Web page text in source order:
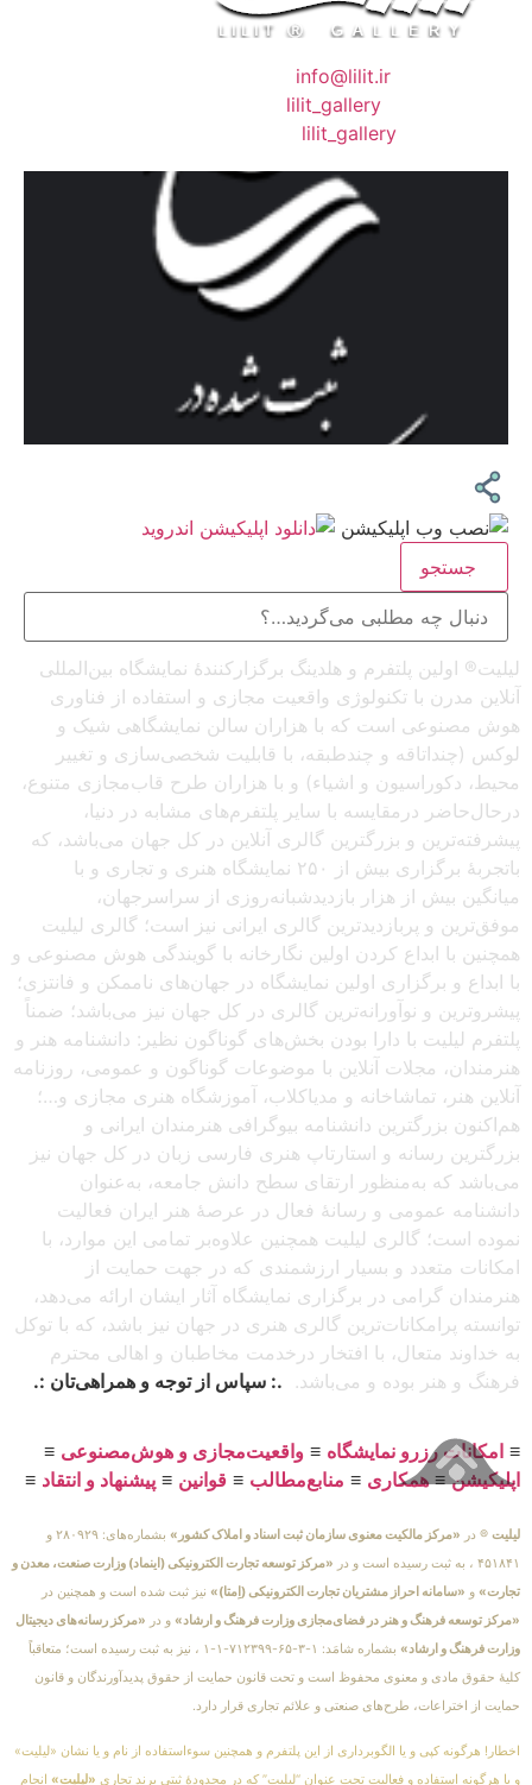
info@lilit.ir
lilit_gallery
lilit_gallery
جستجو
لیلیت® اولین پلتفرم و هلدینگ برگزارکنندهٔ نمایشگاه بین‌المللی
آنلاین مدرن با تکنولوژی واقعیت مجازی و استفاده از فناوری
هوش مصنوعی است که با هزاران سالن نمایشگاهی شیک و
لوکس (چنداتاقه و چندطبقه، با قابلیت شخصی‌سازی و تغییر
محیط، دکوراسیون و اشیاء) و با هزاران طرح قاب‌مجازی متنوع،
درحال‌حاضر درمقایسه با سایر پلتفرم‌های مشابه در دنیا،
پیشرفته‌ترین و بزرگترین گالری آنلاین در کل جهان می‌باشد، که
باتجربهٔ برگزاری بیش از ۲۵۰ نمایشگاه هنری و تجاری و با
میانگین بیش از هزار بازدیدشبانه‌روزی از سراسرجهان،
موفق‌ترین و پربازدیدترین گالری ایرانی نیز است؛ گالری لیلیت
همچنین با ابداع کردن اولین نگارخانه با گویندگی هوش مصنوعی و
با ابداع و برگزاری اولین نمایشگاه در جهان‌های ناممکن و فانتزی؛
پیشروترین و نوآورانه‌ترین گالری در کل جهان نیز می‌باشد؛ ضمناً
پلتفرم لیلیت با دارا بودن بخش‌های گوناگون نظیر: دانشنامه هنر و
هنرمندان، مجلات آنلاین با موضوعات گوناگون و عمومی، روزنامه
آنلاین هنر، تماشاخانه و مدیاکلاب، آموزشگاه هنری مجازی و…؛
هم‌اکنون بزرگترین دانشنامه بیوگرافی هنرمندان ایرانی و
بزرگترین رسانه و استارتاپ هنری فارسی زبان در کل جهان نیز
می‌باشد که به‌منظور ارتقای سطح دانش جامعه، به‌عنوان
دانشنامه عمومی و رسانهٔ فعال در عرصهٔ هنر ایران فعالیت
نموده است؛ گالری لیلیت همچنین علاوه‌بر تمامی این موارد، با
امکانات متعدد و بسیار ارزشمندی که در جهت حمایت از
هنرمندان گرامی در برگزاری نمایشگاه آثار ایشان ارائه می‌دهد،
توانسته پرامکانات‌ترین گالری هنری در جهان نیز باشد، که با توکل
به خداوند متعال، با افتخار درخدمت مخاطبان و اهالی محترم
فرهنگ و هنر بوده و می‌باشد. .: سپاس از توجه و همراهی‌تان :.
≡ امکانات رزرو نمایشگاه ≡ واقعیت‌مجازی و هوش‌مصنوعی ≡
اپلیکیشن≡همکاری ≡ منابع‌مطالب ≡ قوانین ≡ پیشنهاد و انتقاد ≡
لیلیت ® در «مرکز مالکیت معنوی سازمان ثبت اسناد و املاک کشور»
بشماره‌های: ۲۸۰۹۲۹ و
۴۵۱۸۴۱ ، به ثبت رسیده است و در
«مرکز توسعه تجارت الکترونیکی (اینماد) وزارت صنعت، معدن و
تجارت» و «سامانه احراز مشتریان تجارت الکترونیکی (اِمتا)» نیز ثبت شده است و همچنین در
«مرکز توسعه فرهنگ و هنر در فضای‌مجازی وزارت فرهنگ و ارشاد» و در «مرکز رسانه‌های دیجیتال
وزارت فرهنگ و ارشاد»
بشماره شامَد: ۱-۳-۶۵-۷۱۲۳۹۹-۱-۱ ، نیز به ثبت رسیده است؛ متعاقباً
کلیهٔ حقوق مادی و معنوی محفوظ است و تحت قانون حمایت از حقوق پدیدآورندگان و قانون
حمایت از اختراعات، طرح‌های صنعتی و علائم تجاری قرار دارد.
اخطار! هرگونه کپی و یا الگوبرداری از این پلتفرم و همچنین سوءاستفاده از نام و یا نشان «لیلیت»
و یا هرگونه استفاده و فعالیت تحت عنوان “لیلیت” که در محدودهٔ ثبتی برند تجاری «لیلیت» انجام